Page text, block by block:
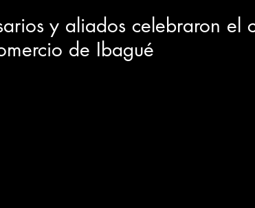
TURISMO
y aliados celebraron el
de Ibagué